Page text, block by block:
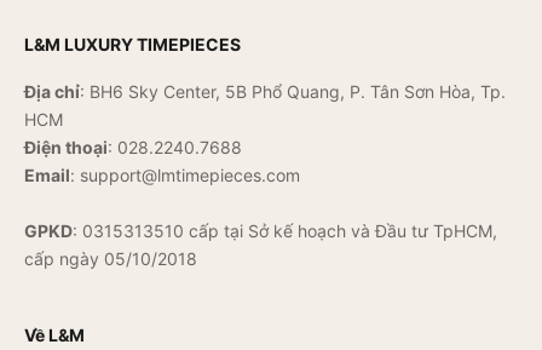
L&M LUXURY TIMEPIECES
Địa chỉ: BH6 Sky Center, 5B Phổ Quang, P. Tân Sơn Hòa, Tp.
HCM
Điện thoại: 028.2240.7688
Email: support@lmtimepieces.com
GPKD: 0315313510 cấp tại Sở kế hoạch và Đầu tư TpHCM,
cấp ngày 05/10/2018
Về L&M